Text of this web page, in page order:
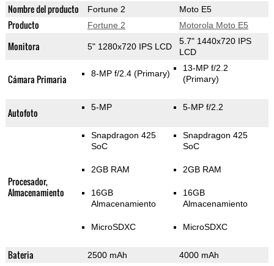
Nombre del producto Fortune 2 Moto E5
Producto Fortune 2 Motorola Moto E5
Monitora 5" 1280x720 IPS LCD
5.7" 1440x720 IPS
LCD
Cámara Primaria 8-MP f/2.4 (Primary)
13-MP f/2.2
(Primary)
Autofoto 5-MP 5-MP f/2.2
Procesador,
Almacenamiento
Snapdragon 425
SoC
2GB RAM
16GB
Almacenamiento
MicroSDXC
Snapdragon 425
SoC
2GB RAM
16GB
Almacenamiento
MicroSDXC
Bateria 2500 mAh 4000 mAh